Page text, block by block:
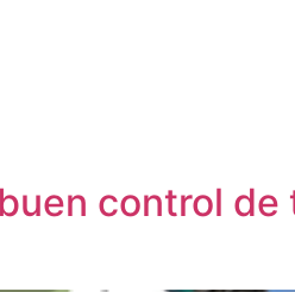
control de